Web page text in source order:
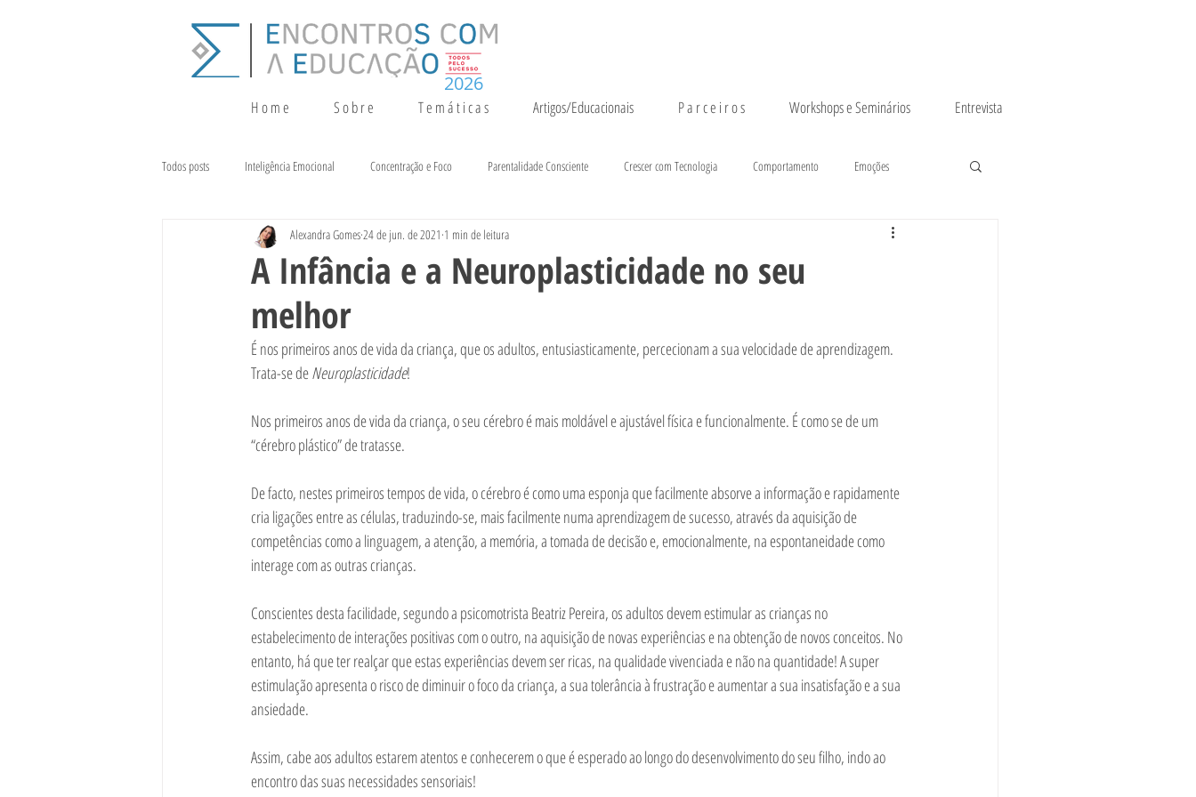
H o m e S o b r e T e m á t i c a s Artigos/Educacionais P a r c e i r o s Workshops e Seminários Entrevista
2026
Todos posts Inteligência Emocional Concentração e Foco Parentalidade Consciente Crescer com Tecnologia Comportamento Emoções
Terapia da Fala Alimentação e Crescimento
A Infância e a Neuroplasticidade no seu
melhor
Alexandra Gomes24 de jun. de 2021 1 min de leitura
É nos primeiros anos de vida da criança, que os adultos, entusiasticamente, percecionam a sua velocidade de aprendizagem.
Trata-se de Neuroplasticidade!
Nos primeiros anos de vida da criança, o seu cérebro é mais moldável e ajustável física e funcionalmente. É como se de um
“cérebro plástico” de tratasse.
De facto, nestes primeiros tempos de vida, o cérebro é como uma esponja que facilmente absorve a informação e rapidamente
cria ligações entre as células, traduzindo-se, mais facilmente numa aprendizagem de sucesso, através da aquisição de
competências como a linguagem, a atenção, a memória, a tomada de decisão e, emocionalmente, na espontaneidade como
interage com as outras crianças.
Conscientes desta facilidade, segundo a psicomotrista Beatriz Pereira, os adultos devem estimular as crianças no
estabelecimento de interações positivas com o outro, na aquisição de novas experiências e na obtenção de novos conceitos. No
entanto, há que ter realçar que estas experiências devem ser ricas, na qualidade vivenciada e não na quantidade! A super
estimulação apresenta o risco de diminuir o foco da criança, a sua tolerância à frustração e aumentar a sua insatisfação e a sua
ansiedade.
Assim, cabe aos adultos estarem atentos e conhecerem o que é esperado ao longo do desenvolvimento do seu filho, indo ao
encontro das suas necessidades sensoriais!